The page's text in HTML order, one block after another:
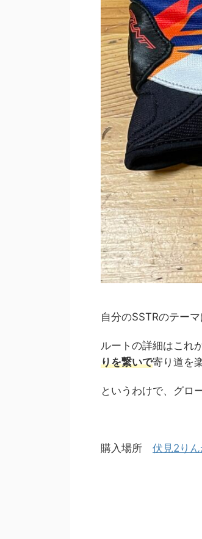
自分のSSTRのテーマ
ルートの詳細はこれ
りを繋いで寄り道を
というわけで、グロ
購入場所 伏見2りん